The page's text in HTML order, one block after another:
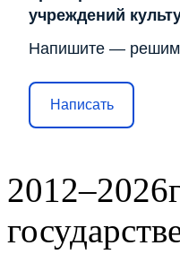
учреждений
Напишите —
Написать